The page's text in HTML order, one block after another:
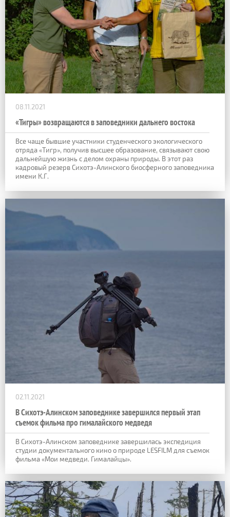
08.11.2021
«Тигры» возвращаются в заповедники дальнего востока
Все чаще бывшие участники студенческого экологического
отряда «Тигр», получив высшее образование, связывают свою
дальнейшую жизнь с делом охраны природы. В этот раз
кадровый резерв Сихотэ-Алинского биосферного заповедника
имени К.Г.
02.11.2021
В Сихотэ-Алинском заповеднике завершился первый этап
съемок фильма про гималайского медведя
В Сихотэ-Алинском заповеднике завершилась экспедиция
студии документального кино о природе LESFILM для съемок
фильма «Мои медведи. Гималайцы».